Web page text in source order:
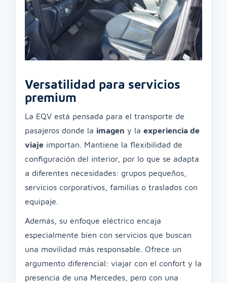
Versatilidad para servicios
premium
La EQV está pensada para el transporte de
pasajeros donde la imagen y la experiencia de
viaje importan. Mantiene la flexibilidad de
configuración del interior, por lo que se adapta
a diferentes necesidades: grupos pequeños,
servicios corporativos, familias o traslados con
equipaje.
Además, su enfoque eléctrico encaja
especialmente bien con servicios que buscan
una movilidad más responsable. Ofrece un
argumento diferencial: viajar con el confort y la
presencia de una Mercedes, pero con una